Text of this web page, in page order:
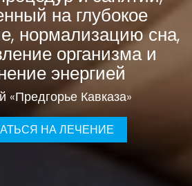
на глубокое
нормализацию сна,
организма и
энергией
«Предгорье Кавказа»
НА ЛЕЧЕНИЕ